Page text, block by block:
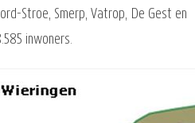
Stroe, Smerp, Vatrop, De Gest en
inwoners.